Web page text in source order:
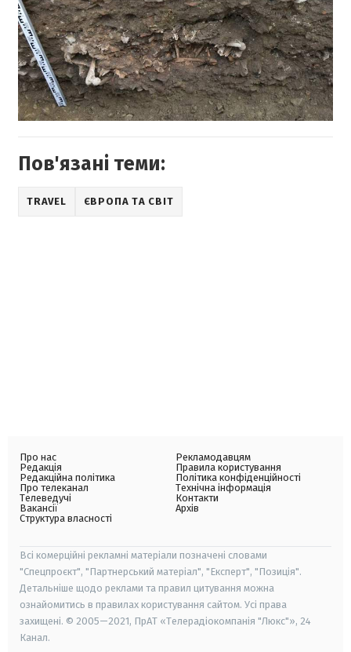
Пов'язані теми:
TRAVEL ЄВРОПА ТА СВІТ
Про нас
Редакція
Редакційна політика
Про телеканал
Телеведучі
Вакансії
Структура власності
Рекламодавцям
Правила користування
Політика конфіденційності
Технічна інформація
Контакти
Архів
Всі комерційні рекламні матеріали позначені словами
"Спецпроєкт", "Партнерський матеріал", "Експерт", "Позиція".
Детальніше щодо реклами та правил цитування можна
ознайомитись в правилах користування сайтом. Усі права
захищені. © 2005—2021, ПрАТ «Телерадіокомпанія "Люкс"», 24
Канал.